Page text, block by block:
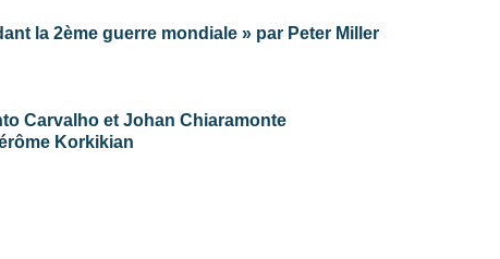
la 2ème guerre mondiale » par Peter Miller
Carvalho et Johan Chiaramonte
Korkikian